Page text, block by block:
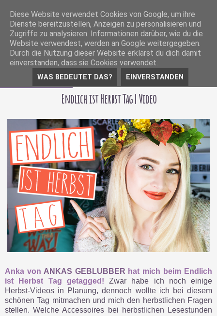
Endlich ist Herbst Tag | Video
Anka von ANKAS GEBLUBBER hat mich beim Endlich
ist Herbst Tag getagged! Zwar habe ich noch einige
Herbst-Videos in Planung, dennoch wollte ich bei diesem
schönen Tag mitmachen und mich den herbstlichen Fragen
stellen. Welche Accessoires bei herbstlichen Lesestunden
Diese Website verwendet Cookies von Google, um ihre
Dienste bereitzustellen, Anzeigen zu personalisieren und
Zugriffe zu analysieren. Informationen darüber, wie du die
Website verwendest, werden an Google weitergegeben.
Durch die Nutzung dieser Website erklärst du dich damit
einverstanden, dass sie Cookies verwendet.
WAS BEDEUTET DAS? EINVERSTANDEN